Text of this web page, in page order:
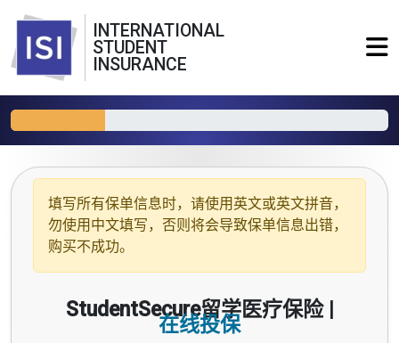
INTERNATIONAL
STUDENT
INSURANCE
填写所有保单信息时，请使用 英文或英文拼音，
勿使用中文填写，否则将会导致保单信息出错，
购买不成功。
StudentSecure留学医疗保险 |
在线投保